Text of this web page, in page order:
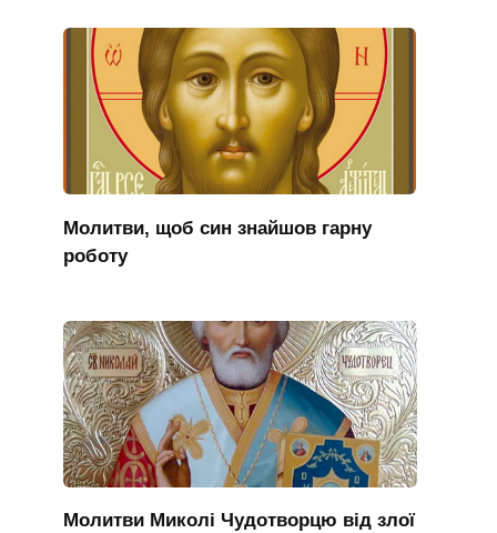
Молитви, щоб син знайшов гарну
роботу
Молитви Миколі Чудотворцю від злої